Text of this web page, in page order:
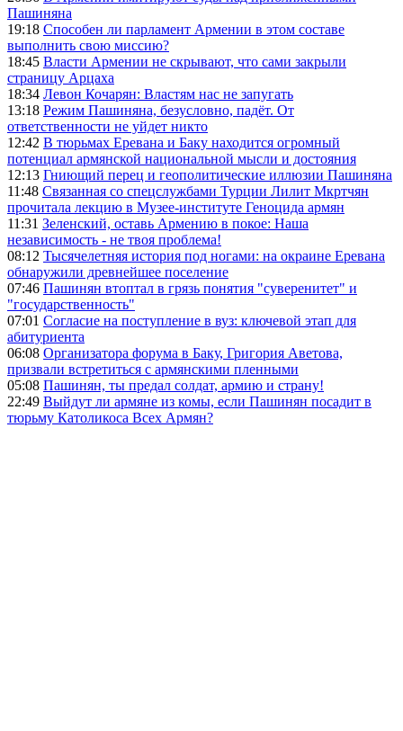
Пашиняна
19:18 Способен ли парламент Армении в этом составе
выполнить свою миссию?
18:45 Власти Армении не скрывают, что сами закрыли
страницу Арцаха
18:34 Левон Кочарян: Властям нас не запугать
13:18 Режим Пашиняна, безусловно, падёт. От
ответственности не уйдет никто
12:42 В тюрьмах Еревана и Баку находится огромный
потенциал армянской национальной мысли и достояния
12:13 Гниющий перец и геополитические иллюзии Пашиняна
11:48 Связанная со спецслужбами Турции Лилит Мкртчян
прочитала лекцию в Музее-институте Геноцида армян
11:31 Зеленский, оставь Армению в покое: Наша
независимость - не твоя проблема!
08:12 Тысячелетняя история под ногами: на окраине Еревана
обнаружили древнейшее поселение
07:46 Пашинян втоптал в грязь понятия "суверенитет" и
"государственность"
07:01 Согласие на поступление в вуз: ключевой этап для
абитуриента
06:08 Организатора форума в Баку, Григория Аветова,
призвали встретиться с армянскими пленными
05:08 Пашинян, ты предал солдат, армию и страну!
22:49 Выйдут ли армяне из комы, если Пашинян посадит в
тюрьму Католикоса Всех Армян?